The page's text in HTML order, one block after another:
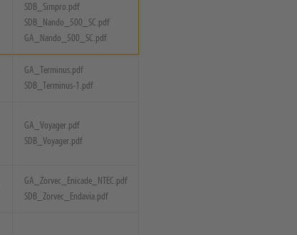
SDB_Simpro.pdf
SDB_Nando_500_SC.pdf
GA_Nando_500_SC.pdf
GA_Terminus.pdf
SDB_Terminus-1.pdf
GA_Voyager.pdf
SDB_Voyager.pdf
GA_Zorvec_Enicade_NTEC.pdf
SDB_Zorvec_Endavia.pdf